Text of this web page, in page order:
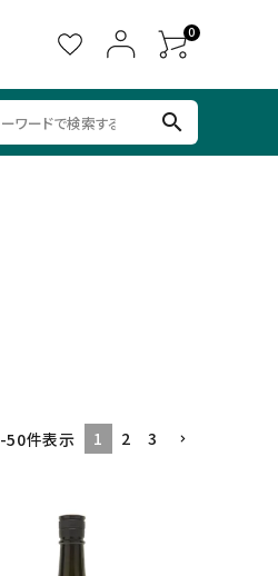
0
search
-50件表示 1 2 3